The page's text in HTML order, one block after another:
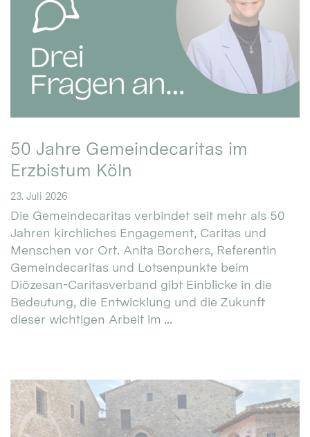
50 Jahre Gemeindecaritas im
Erzbistum Köln
23. Juli 2026
Die Gemeindecaritas verbindet seit mehr als 50
Jahren kirchliches Engagement, Caritas und
Menschen vor Ort. Anita Borchers, Referentin
Gemeindecaritas und Lotsenpunkte beim
Diözesan-Caritasverband gibt Einblicke in die
Bedeutung, die Entwicklung und die Zukunft
dieser wichtigen Arbeit im ...